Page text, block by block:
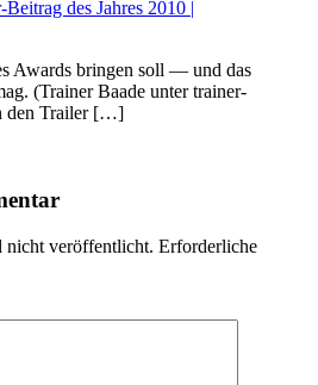
des Jahres 2010 |
Awards bringen soll — und das
(Trainer Baade unter trainer-
den Trailer […]
veröffentlicht. Erforderliche